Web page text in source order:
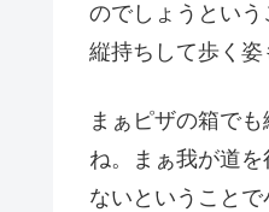
のでしょうとい
縦持ちして歩く姿
まぁピザの箱で
ね。まぁ我が道を
ないということ